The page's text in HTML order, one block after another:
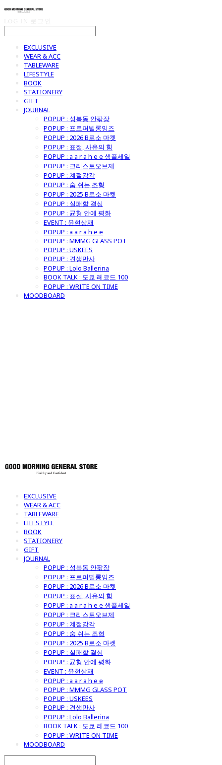
EXCLUSIVE
WEAR & ACC
TABLEWARE
LIFESTYLE
BOOK
STATIONERY
GIFT
JOURNAL
POPUP : 성북동 안팎장
POPUP : 프로퍼빌롱잉즈
POPUP : 2026 B로소 마켓
POPUP : 표절, 사유의 힘
POPUP : a a r a h e e 샘플세일
POPUP : 크리스토오브제
POPUP : 계절감각
POPUP : 숨 쉬는 조형
POPUP : 2025 B로소 마켓
POPUP : 실패할 결심
POPUP : 균형 안에 평화
EVENT : 윤현상재
POPUP : a a r a h e e
POPUP : MMMG GLASS POT
POPUP : USKEES
POPUP : 견생만사
POPUP : Lolo Ballerina
BOOK TALK : 도쿄 레코드 100
POPUP : WRITE ON TIME
MOODBOARD
EXCLUSIVE
WEAR & ACC
TABLEWARE
LIFESTYLE
BOOK
STATIONERY
GIFT
JOURNAL
POPUP : 성북동 안팎장
POPUP : 프로퍼빌롱잉즈
POPUP : 2026 B로소 마켓
POPUP : 표절, 사유의 힘
POPUP : a a r a h e e 샘플세일
POPUP : 크리스토오브제
POPUP : 계절감각
POPUP : 숨 쉬는 조형
POPUP : 2025 B로소 마켓
POPUP : 실패할 결심
POPUP : 균형 안에 평화
EVENT : 윤현상재
POPUP : a a r a h e e
POPUP : MMMG GLASS POT
POPUP : USKEES
POPUP : 견생만사
POPUP : Lolo Ballerina
BOOK TALK : 도쿄 레코드 100
POPUP : WRITE ON TIME
MOODBOARD